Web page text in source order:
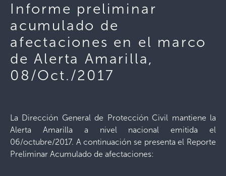
Informe preliminar
acumulado de
afectaciones en el marco
de Alerta Amarilla,
08/Oct./2017
La Dirección General de Protección Civil mantiene la
Alerta Amarilla a nivel nacional emitida el
06/octubre/2017. A continuación se presenta el Reporte
Preliminar Acumulado de afectaciones: